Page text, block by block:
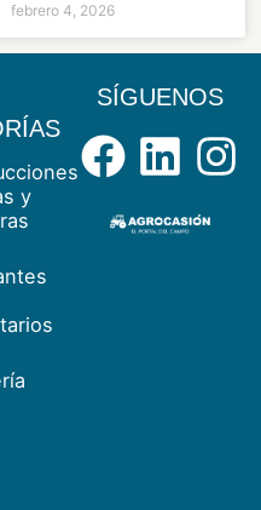
febrero 4, 2026
y
SÍGUENOS